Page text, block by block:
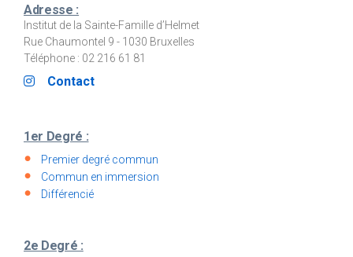
Adresse :
Institut de la Sainte-Famille d’Helmet
Rue Chaumontel 9 - 1030 Bruxelles
Téléphone : 02 216 61 81
Contact
1er Degré :
Premier degré commun
Commun en immersion
Différencié
2e Degré :